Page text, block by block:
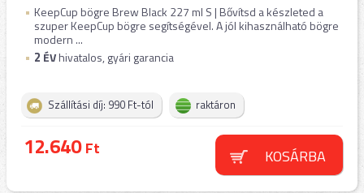
KeepCup bögre Brew Black 227 ml S | Bővítsd a készleted a
szuper KeepCup bögre segítségével. A jól kihasználható bögre
modern ...
2 ÉVhivatalos, gyári garancia
Szállítási díj: 990 Ft-tól raktáron
12.640Ft KOSÁRBA